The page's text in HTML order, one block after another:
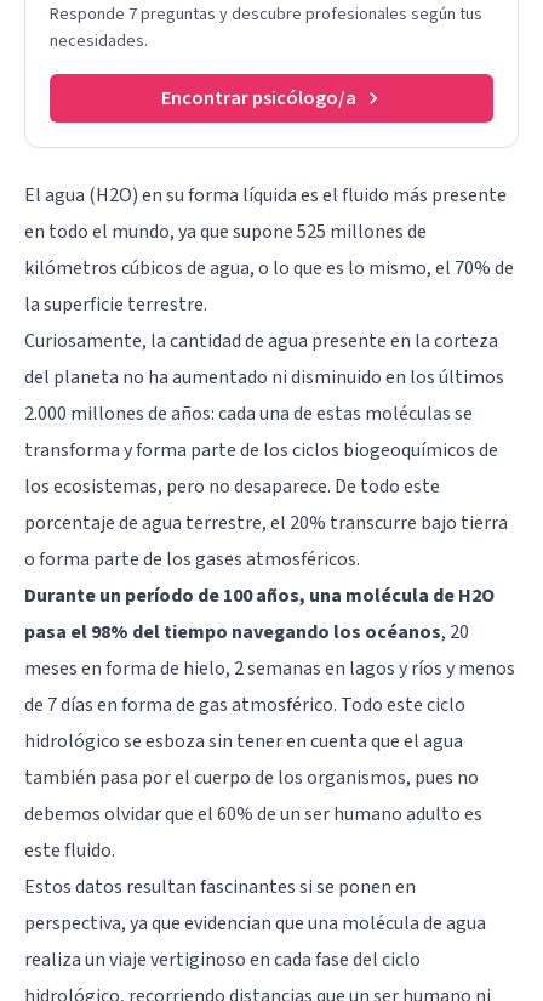
Responde 7 preguntas y descubre profesionales según tus
necesidades.
Encontrar psicólogo/a
El agua (H2O) en su forma líquida es el fluido más presente
en todo el mundo, ya que supone 525 millones de
kilómetros cúbicos de agua, o lo que es lo mismo, el 70% de
la superficie terrestre.
Curiosamente, la cantidad de agua presente en la corteza
del planeta no ha aumentado ni disminuido en los últimos
2.000 millones de años: cada una de estas moléculas se
transforma y forma parte de los ciclos biogeoquímicos de
los ecosistemas, pero no desaparece. De todo este
porcentaje de agua terrestre, el 20% transcurre bajo tierra
o forma parte de los gases atmosféricos.
Durante un período de 100 años, una molécula de H2O
pasa el 98% del tiempo navegando los océanos, 20
meses en forma de hielo, 2 semanas en lagos y ríos y menos
de 7 días en forma de gas atmosférico. Todo este ciclo
hidrológico se esboza sin tener en cuenta que el agua
también pasa por el cuerpo de los organismos, pues no
debemos olvidar que el 60% de un ser humano adulto es
este fluido.
Estos datos resultan fascinantes si se ponen en
perspectiva, ya que evidencian que una molécula de agua
realiza un viaje vertiginoso en cada fase del ciclo